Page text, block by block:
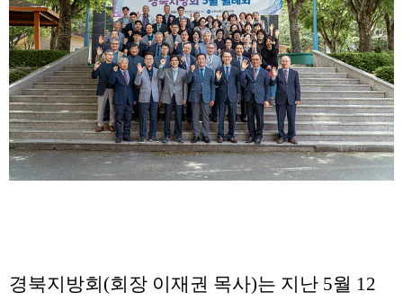
경북지방회(회장 이재권 목사)는 지난 5월 12